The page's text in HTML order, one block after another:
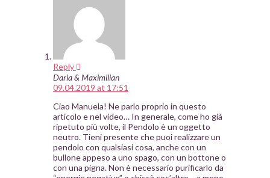
Reply
Daria & Maximilian
09.04.2019 at 17:51
Ciao Manuela! Ne parlo proprio in questo
articolo e nel video… In generale, come ho già
ripetuto più volte, il Pendolo è un oggetto
neutro. Tieni presente che puoi realizzare un
pendolo con qualsiasi cosa, anche con un
bullone appeso a uno spago, con un bottone o
con una pigna. Non è necessario purificarlo da